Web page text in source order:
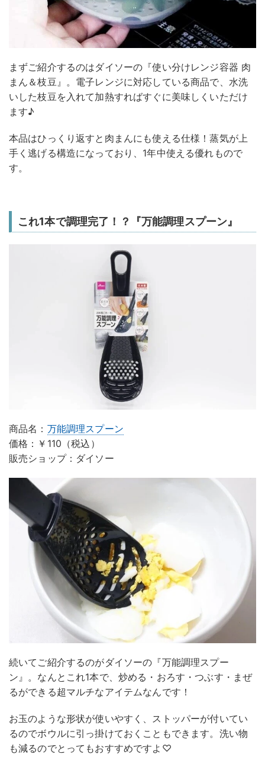
まずご紹介するのはダイソーの『使い分けレンジ容器 肉
まん＆枝豆』。電子レンジに対応している商品で、水洗
いした枝豆を入れて加熱すればすぐに美味しくいただけ
ます♪
本品はひっくり返すと肉まんにも使える仕様！蒸気が上
手く逃げる構造になっており、1年中使える優れもので
す。
これ1本で調理完了！？『万能調理スプーン』
商品名： 万能調理スプーン
価格：￥110（税込）
販売ショップ：ダイソー
続いてご紹介するのがダイソーの『万能調理スプー
ン』。なんとこれ1本で、炒める・おろす・つぶす・まぜ
るができる超マルチなアイテムなんです！
お玉のような形状が使いやすく、ストッパーが付いてい
るのでボウルに引っ掛けておくこともできます。洗い物
も減るのでとってもおすすめですよ♡